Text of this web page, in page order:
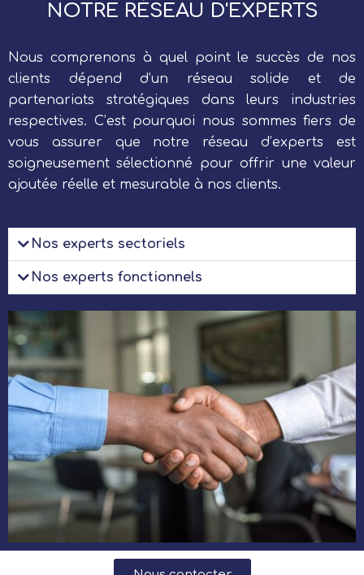
NOTRE RÉSEAU D'EXPERTS
Nous comprenons à quel point le succès de nos
clients dépend d’un réseau solide et de
partenariats stratégiques dans leurs industries
respectives. C’est pourquoi nous sommes fiers de
vous assurer que notre réseau d’experts est
soigneusement sélectionné pour offrir une valeur
ajoutée réelle et mesurable à nos clients.
Nos experts sectoriels
Nos experts fonctionnels